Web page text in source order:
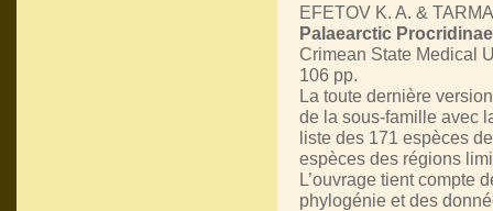
EFETOV K. A. &
Palaearctic
Crimean State Medical
106 pp.
La toute dernière
de la sous-famille avec
liste des 171 espèces
espèces des régions
L’ouvrage tient compte
phylogénie et des